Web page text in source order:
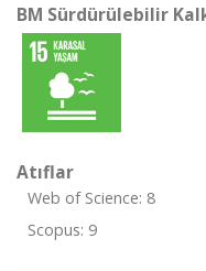
BM Sürdürülebilir
Atıflar
Web of Science: 8
Scopus: 9